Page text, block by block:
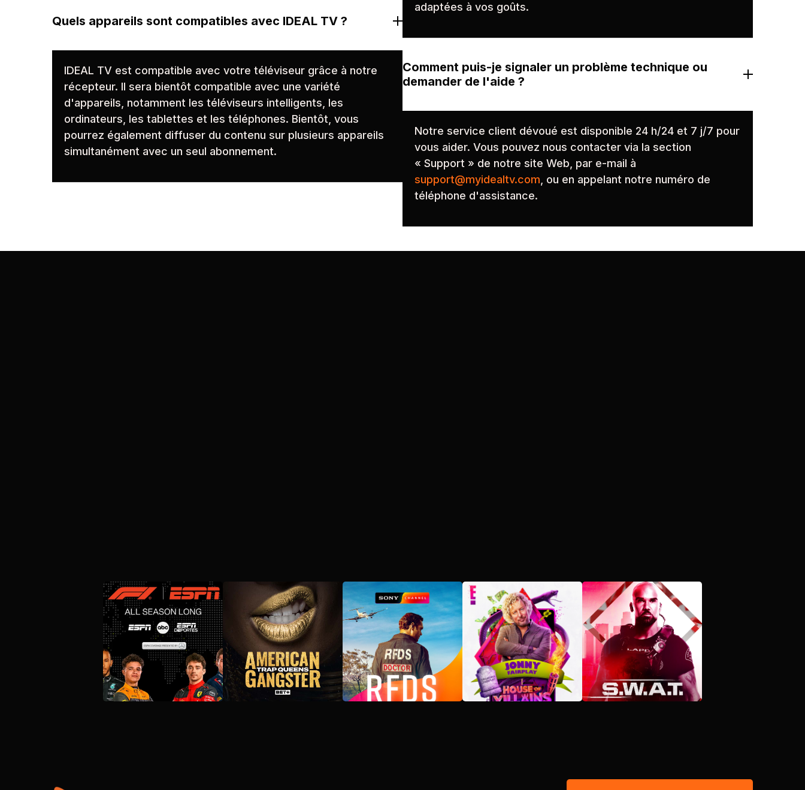
Quels appareils sont compatibles avec IDEAL TV ?
IDEAL TV est compatible avec votre téléviseur grâce à notre
récepteur. Il sera bientôt compatible avec une variété
d'appareils, notamment les téléviseurs intelligents, les
ordinateurs, les tablettes et les téléphones. Bientôt, vous
pourrez également diffuser du contenu sur plusieurs appareils
simultanément avec un seul abonnement.
adaptées à vos goûts.
Comment puis-je signaler un problème technique ou
demander de l'aide ?
Notre service client dévoué est disponible 24 h/24 et 7 j/7 pour
vous aider. Vous pouvez nous contacter via la section
« Support » de notre site Web, par e-mail à
support@myidealtv.com , ou en appelant notre numéro de
téléphone d'assistance.